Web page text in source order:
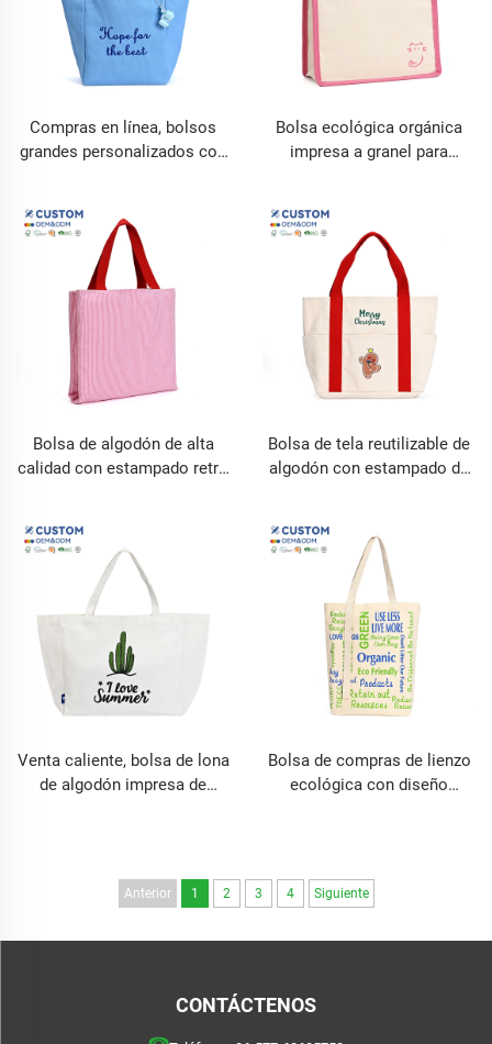
Compras en línea, bolsos
grandes personalizados con
con personalización
Bolsa ecológica orgánica
impresa a granel para
blanco, bolsa de compras de
lona con logotipo
personalizado
Bolsa de algodón de alta
calidad con estampado retro
de hombro de dos capas, de
terciopelo, para viaje
Bolsa de tela reutilizable de
algodón con estampado de
logotipo para mujeres, bolsa
de mano en blanco con
bolsillos
Venta caliente, bolsa de lona
de algodón impresa de
Bolsa de compras de lienzo
ecológica con diseño
hombro de lienzo de algodón
Anterior 1 2 3 4 Siguiente
CONTÁCTENOS